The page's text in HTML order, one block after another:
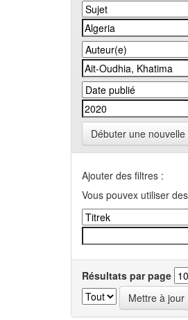
Débuter une
Ajouter des filtres :
Vous pouvex utiliser
Résultats par page